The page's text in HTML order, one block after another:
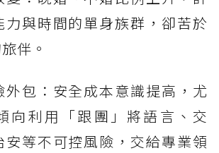
力與時間的單身族群，卻苦於
伴。
外包：安全成本意識提高，尤
向利用「跟團」將語言、交
安等不可控風險，交給專業領